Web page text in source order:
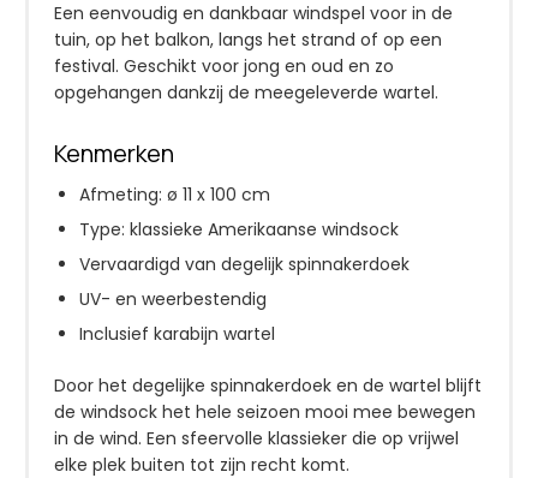
Een eenvoudig en dankbaar windspel voor in de
tuin, op het balkon, langs het strand of op een
festival. Geschikt voor jong en oud en zo
opgehangen dankzij de meegeleverde wartel.
Kenmerken
Afmeting: ø 11 x 100 cm
Type: klassieke Amerikaanse windsock
Vervaardigd van degelijk spinnakerdoek
UV- en weerbestendig
Inclusief karabijn wartel
Door het degelijke spinnakerdoek en de wartel blijft
de windsock het hele seizoen mooi mee bewegen
in de wind. Een sfeervolle klassieker die op vrijwel
elke plek buiten tot zijn recht komt.